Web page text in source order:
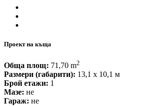
Проект на къща
Обща площ: 71,70 m2
Размери (габарити): 13,1 x 10,1 м
Брой етажи: 1
Мазе: не
Гараж: не